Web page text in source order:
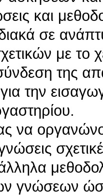
και
σε
με το
της
την
να
γνώσεων